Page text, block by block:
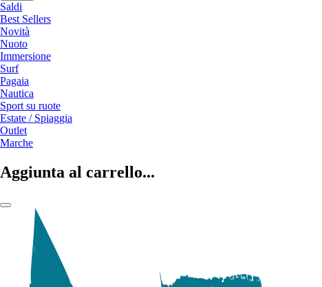
Saldi
Best Sellers
Novità
Nuoto
Immersione
Surf
Pagaia
Nautica
Sport su ruote
Estate / Spiaggia
Outlet
Marche
Aggiunta al carrello...